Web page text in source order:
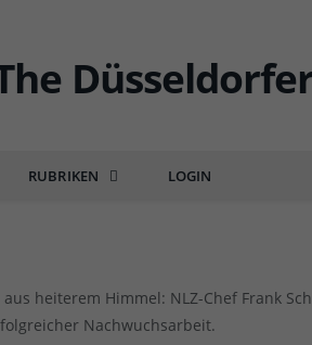
RUBRIKEN LOGIN
verlässt die Fortuna
heiterem Himmel: NLZ-Chef Frank
Nachwuchsarbeit.